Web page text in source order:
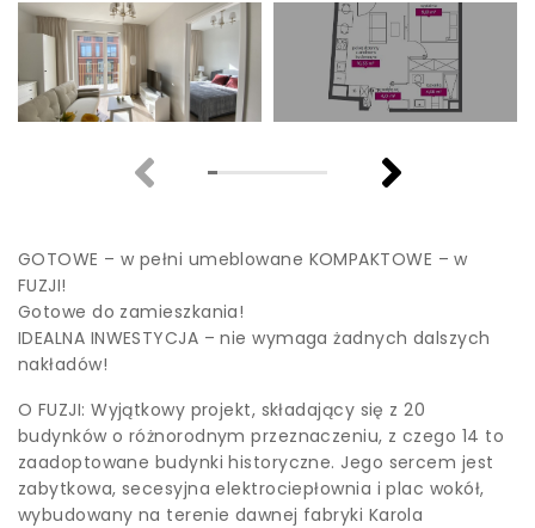
GOTOWE – w pełni umeblowane KOMPAKTOWE – w
FUZJI!
Gotowe do zamieszkania!
IDEALNA INWESTYCJA – nie wymaga żadnych dalszych
nakładów!
O FUZJI: Wyjątkowy projekt, składający się z 20
budynków o różnorodnym przeznaczeniu, z czego 14 to
zaadoptowane budynki historyczne. Jego sercem jest
zabytkowa, secesyjna elektrociepłownia i plac wokół,
wybudowany na terenie dawnej fabryki Karola